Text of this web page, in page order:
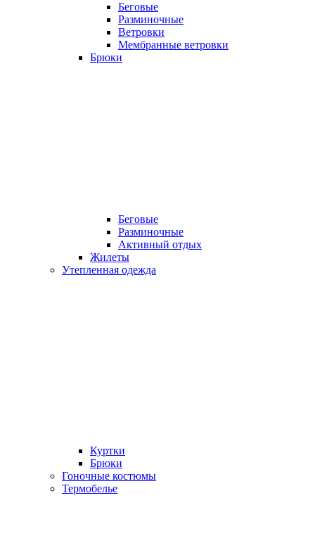
Беговые
Разминочные
Ветровки
Мембранные ветровки
Брюки
Беговые
Разминочные
Активный отдых
Жилеты
Утепленная одежда
Куртки
Брюки
Гоночные костюмы
Термобелье